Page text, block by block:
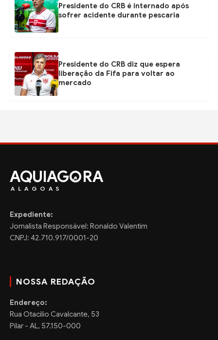
Presidente do CRB é internado após
sofrer acidente durante pescaria
Presidente do CRB diz que espera
liberação da Fifa para voltar ao
mercado
AQUIAG RA
ALAGOAS
Expediente:
Jornalista Responsável: Ronaldo Valentim
CNPJ: 42.710.917/0001-20
NOSSA REDAÇÃO
Endereço:
Rua Otacilio Cavalcante, 53
Pilar - AL, 57.150-000